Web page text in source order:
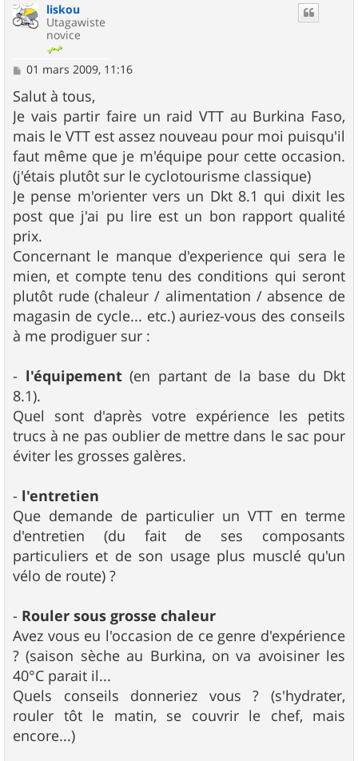
liskou
Utagawiste
novice
M
s
s
a
g
e
01 mars 2009, 11:16
Salut à tous,
Je vais partir faire un raid VTT au Burkina Faso,
mais le VTT est assez nouveau pour moi puisqu'il
faut même que je m'équipe pour cette occasion.
(j'étais plutôt sur le cyclotourisme classique)
Je pense m'orienter vers un Dkt 8.1 qui dixit les
post que j'ai pu lire est un bon rapport qualité
prix.
Concernant le manque d'experience qui sera le
mien, et compte tenu des conditions qui seront
plutôt rude (chaleur / alimentation / absence de
magasin de cycle... etc.) auriez-vous des conseils
à me prodiguer sur :
- l'équipement(en partant de la base du Dkt
8.1).
Quel sont d'après votre expérience les petits
trucs à ne pas oublier de mettre dans le sac pour
éviter les grosses galères.
- l'entretien
Que demande de particulier un VTT en terme
d'entretien (du fait de ses composants
particuliers et de son usage plus musclé qu'un
vélo de route) ?
- Rouler sous grosse chaleur
Avez vous eu l'occasion de ce genre d'expérience
? (saison sèche au Burkina, on va avoisiner les
40°C parait il...
Quels conseils donneriez vous ? (s'hydrater,
rouler tôt le matin, se couvrir le chef, mais
encore...)